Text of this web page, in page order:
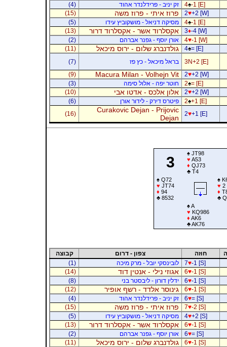
4♠-1 [E] זק יניב - פרידלנדר אהוד
(4)
2♥+2 [W] פרוז איתי - פרוז משה
(15)
4♠-1 [E] מסיקה דניאל - מושקוביץ עידו
(5)
3♦-4 [W] אקסלרוד אשר - אקסלרוד דרור
(13)
4♥-1 [W] אורן יוסף - גפנר אברהם
(2)
4♠= [E] גולדנברג שלום - ירוס מיכאל
(11)
3N+2 [E]
בראל מיכאל - כץ פז
(7)
2♥+2 [W]
Macura Milan - Volhejn Vit
(9)
2♠= [E] חוטר יפה - אלול סימה
(3)
2♥+2 [W] אלון אלכס - אדטו אבי
(10)
2♠+1 [E] פיטרס דירק - לידור אורן
(6)
2♥+1 [E]
Curakovic Dejan - Prijovic
Dejan
(16)
3
♠JT98
♥ A53
♦ QJ73
♣T4
♠Q72
♥ JT74
♦ 94
♣8532
♠
♥ 2
♦
♣
♠A
♥ KQ986
♦ AK6
♣AK76
חוזה צפון - דרום
קבוצה
7♥-1 [S] לובינסקי יובל - מרק מיכה
(1)
6♥-1 [S] אגוזי נילי - אנטין דוד
(14)
6♥-1 [S] ידלין דורון - ליבסטר בני
(8)
6♥-1 [S] גינוסר אלדד - רשף אופיר
(12)
6♥= [S] זק יניב - פרידלנדר אהוד
(4)
7♥-2 [S] פרוז איתי - פרוז משה
(15)
4♥+2 [S] מסיקה דניאל - מושקוביץ עידו
(5)
6♥-1 [S] אקסלרוד אשר - אקסלרוד דרור
(13)
6♥= [S] אורן יוסף - גפנר אברהם
(2)
6♥-1 [S] גולדנברג שלום - ירוס מיכאל
(11)